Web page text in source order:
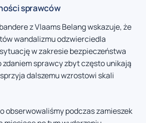
sprawców
z Vlaams Belang wskazuje, że
wandalizmu odzwierciedla
w zakresie bezpieczeństwa
zdaniem sprawcy zbyt często unikają
dalszemu wzrostowi skali
obserwowaliśmy podczas zamieszek